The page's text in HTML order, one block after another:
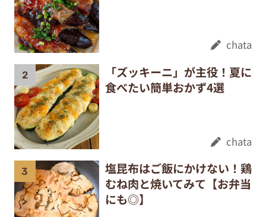
chata
「ズッキーニ」が主役！夏に
食べたい簡単おかず4選
chata
塩昆布はご飯にかけない！鶏
むね肉と焼いてみて【お弁当
にも◎】